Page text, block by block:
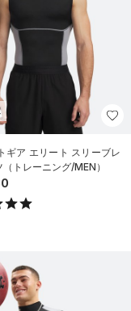
ギア エリート スリーブレ
（トレーニング/MEN）